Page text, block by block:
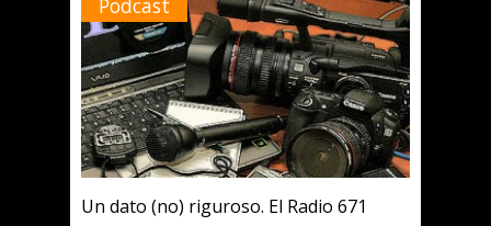
Podcast
Un dato (no) riguroso. El Radio 671